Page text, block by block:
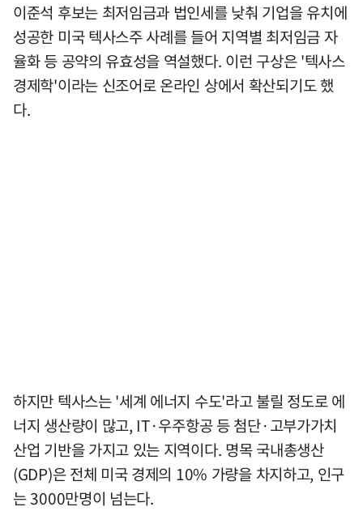
이준석 후보는 최저임금과 법인세를 낮춰 기업을 유치에
성공한 미국 텍사스주 사례를 들어 지역별 최저임금 자
율화 등 공약의 유효성을 역설했다. 이런 구상은 '텍사스
경제학'이라는 신조어로 온라인 상에서 확산되기도 했
다.
하지만 텍사스는 '세계 에너지 수도'라고 불릴 정도로 에
너지 생산량이 많고, IT·우주항공 등 첨단·고부가가치
산업 기반을 가지고 있는 지역이다. 명목 국내총생산
(GDP)은 전체 미국 경제의 10% 가량을 차지하고, 인구
는 3000만명이 넘는다.